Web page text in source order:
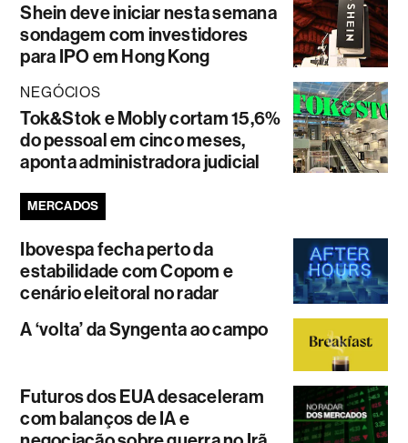
Shein deve iniciar nesta semana
sondagem com investidores
para IPO em Hong Kong
NEGÓCIOS
Tok&Stok e Mobly cortam 15,6%
do pessoal em cinco meses,
aponta administradora judicial
MERCADOS
Ibovespa fecha perto da
estabilidade com Copom e
cenário eleitoral no radar
A ‘volta’ da Syngenta ao campo
Futuros dos EUA desaceleram
com balanços de IA e